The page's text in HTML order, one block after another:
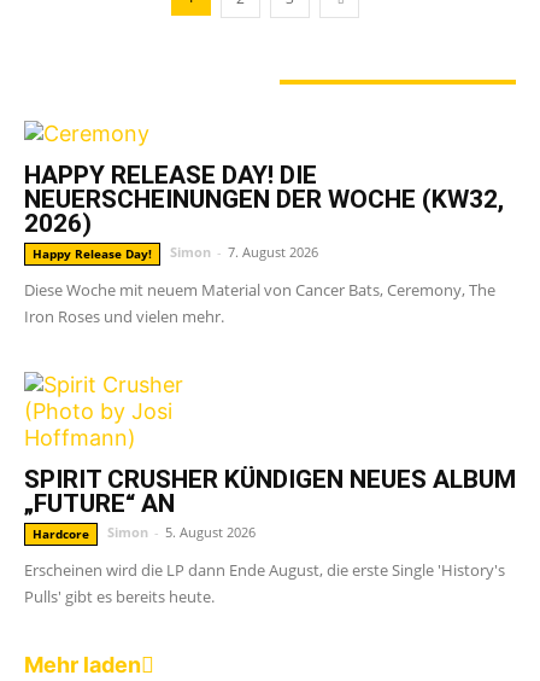
HAPPY RELEASE DAY! DIE
NEUERSCHEINUNGEN DER WOCHE (KW32,
2026)
Happy Release Day! Simon - 7. August 2026
Diese Woche mit neuem Material von Cancer Bats, Ceremony, The
Iron Roses und vielen mehr.
SPIRIT CRUSHER KÜNDIGEN NEUES ALBUM
„FUTURE“ AN
Hardcore Simon - 5. August 2026
Erscheinen wird die LP dann Ende August, die erste Single 'History's
Pulls' gibt es bereits heute.
Mehr laden